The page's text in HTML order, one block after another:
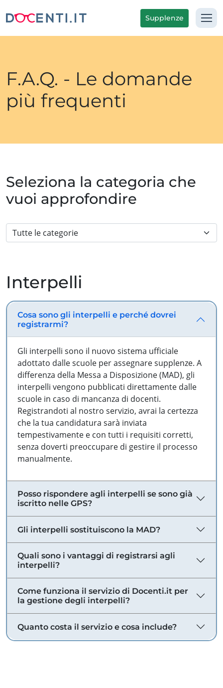
Supplenze
F.A.Q. - Le domande
più frequenti
Seleziona la categoria che
vuoi approfondire
Interpelli
Cosa sono gli interpelli e perché dovrei
registrarmi?
Gli interpelli sono il nuovo sistema ufficiale
adottato dalle scuole per assegnare supplenze. A
differenza della Messa a Disposizione (MAD), gli
interpelli vengono pubblicati direttamente dalle
scuole in caso di mancanza di docenti.
Registrandoti al nostro servizio, avrai la certezza
che la tua candidatura sarà inviata
tempestivamente e con tutti i requisiti corretti,
senza doverti preoccupare di gestire il processo
manualmente.
Posso rispondere agli interpelli se sono già
iscritto nelle GPS?
Gli interpelli sostituiscono la MAD?
Quali sono i vantaggi di registrarsi agli
interpelli?
Come funziona il servizio di Docenti.it per
la gestione degli interpelli?
Quanto costa il servizio e cosa include?